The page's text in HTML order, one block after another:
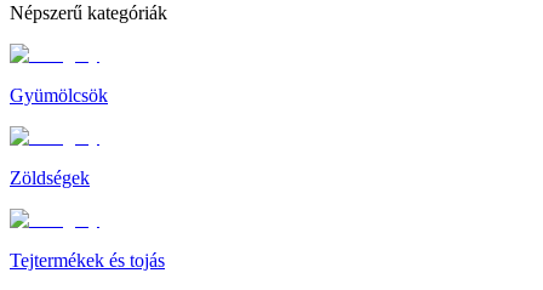
Népszerű kategóriák
Gyümölcsök
Zöldségek
Tejtermékek és tojás